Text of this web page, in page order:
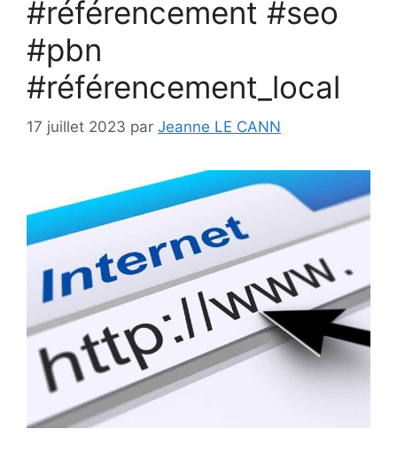
#référencement #seo
#pbn
#référencement_local
17 juillet 2023 par Jeanne LE CANN